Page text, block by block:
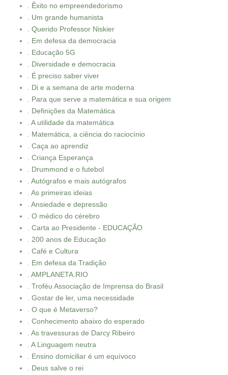
. Êxito no empreendedorismo
. Um grande humanista
. Querido Professor Niskier
. Em defesa da democracia
. Educação 5G
. Diversidade e democracia
. É preciso saber viver
. Di e a semana de arte moderna
. Para que serve a matemática e sua origem
. Definições da Matemática
. A utilidade da matemática
. Matemática, a ciência do raciocínio
. Caça ao aprendiz
. Criança Esperança
. Drummond e o futebol
. Autógrafos e mais autógrafos
. As primeiras ideias
. Ansiedade e depressão
. O médico do cérebro
. Carta ao Presidente - EDUCAÇÃO
. 200 anos de Educação
. Café e Cultura
. Em defesa da Tradição
. AMPLANETA.RIO
. Troféu Associação de Imprensa do Brasil
. Gostar de ler, uma necessidade
. O que é Metaverso?
. Conhecimento abaixo do esperado
. As travessuras de Darcy Ribeiro
. A Linguagem neutra
. Ensino domiciliar é um equívoco
. Deus salve o rei